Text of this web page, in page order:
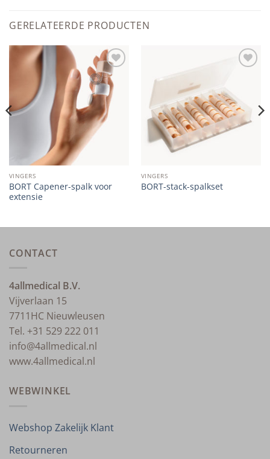
GERELATEERDE PRODUCTEN
Add to
wishlist
VINGERS
BORT Capener-spalk voor
extensie
VINGERS
BORT-stack-spalkset
CONTACT
4allmedical B.V.
Vijverlaan 15
7711HC Nieuwleusen
Tel. +31 529 222 011
info@4allmedical.nl
www.4allmedical.nl
WEBWINKEL
Webshop Zakelijk Klant
Retourneren